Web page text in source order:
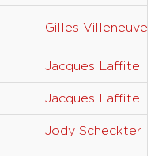
Gilles Villeneuve
Jacques Laffite
Jacques Laffite
Jody Scheckter